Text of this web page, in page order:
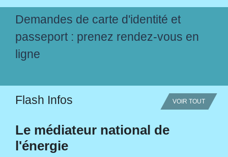
Demandes de carte d'identité et
passeport : prenez rendez-vous en
ligne
Flash Infos VOIR TOUT
Le médiateur national de
l'énergie